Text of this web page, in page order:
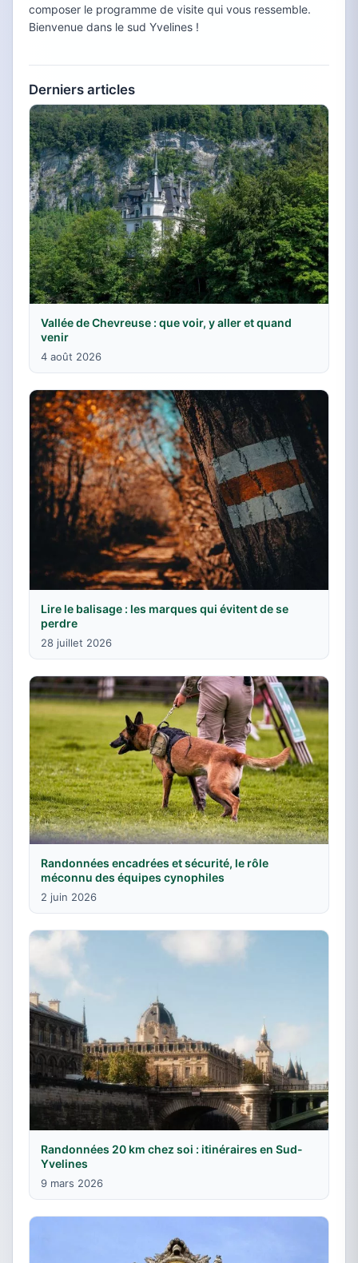
composer le programme de visite qui vous ressemble.
Bienvenue dans le sud Yvelines !
Derniers articles
Vallée de Chevreuse : que voir, y aller et quand
venir
4 août 2026
Lire le balisage : les marques qui évitent de se
perdre
28 juillet 2026
Randonnées encadrées et sécurité, le rôle
méconnu des équipes cynophiles
2 juin 2026
Randonnées 20 km chez soi : itinéraires en Sud-
Yvelines
9 mars 2026